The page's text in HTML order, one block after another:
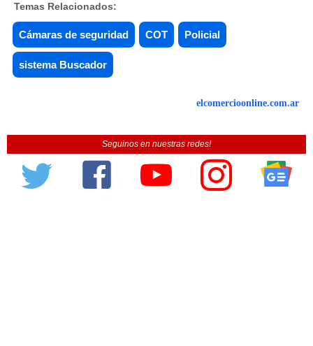
Temas Relacionados:
Cámaras de seguridad COT Policial
sistema Buscador
elcomercioonline.com.ar
Seguinos en nuestras redes!